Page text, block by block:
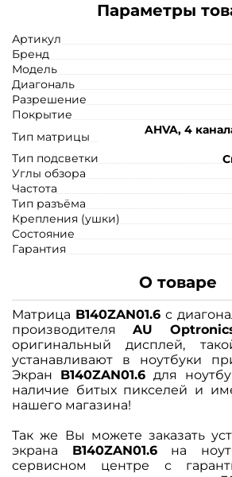
Параметры
Артикул
Бренд
Модель
Диагональ
Разрешение
Покрытие
Тип матрицы
AHVA, 4
Тип подсветки
Углы обзора
Частота
Тип разъёма
Крепления (ушки)
Состояние
Гарантия
О товаре
Матрица B140ZAN01.6с
производителя AU
оригинальный дисплей,
устанавливают в ноутбуки
Экран B140ZAN01.6 для
наличие битых пикселей и
нашего магазина!
Так же Вы можете заказать
экрана B140ZAN01.6на
сервисном центре с